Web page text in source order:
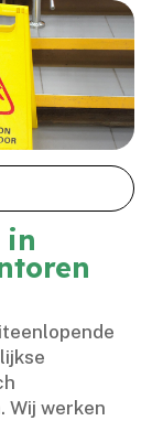
in
Wij werken